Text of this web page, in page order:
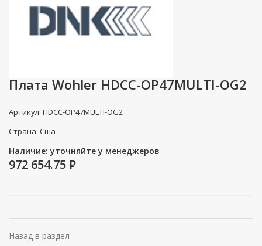
Плата Wohler HDCC-OP47MULTI-OG2
Артикул: HDCC-OP47MULTI-OG2
Страна: Сша
Наличие: уточняйте у менеджеров
972 654.75 P
Назад в раздел